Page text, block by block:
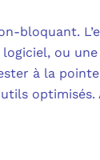
bloquant.
ou
à la